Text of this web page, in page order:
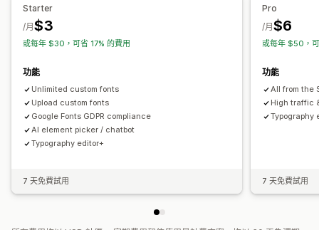
評論頁面
管理頁面
Starter
$3
/月
或每年 $30，可省 17% 的費用
功能
Unlimited custom fonts
Upload custom fonts
Google Fonts GDPR compliance
AI element picker / chatbot
Typography editor+
7 天免費試用
Pro
$6
/月
或每年 $50，
功能
All from the
High traffic
Typography
7 天免費試用